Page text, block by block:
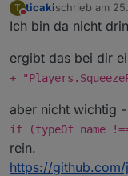
T
Nicht stören
ticakischrieb am
zuletzt editiert
Ich bin da nicht
ergibt das bei dir
+
aber nicht wichtig
if (typeOf name
rein.
https://